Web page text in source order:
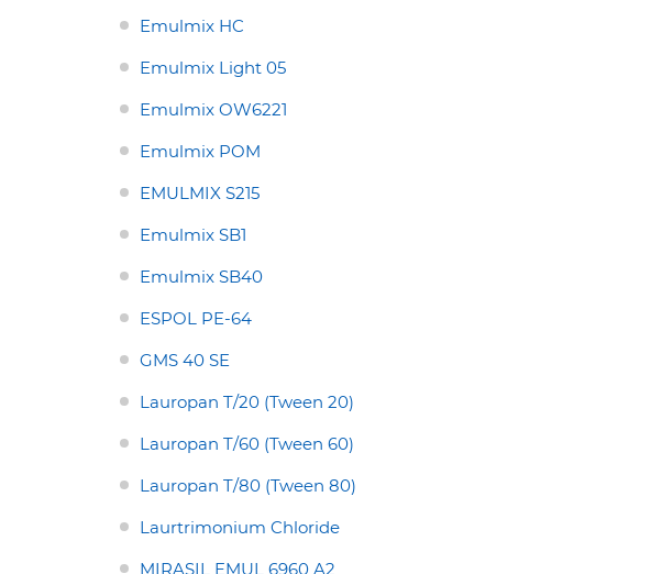
Emulmix HC
Emulmix Light 05
Emulmix OW6221
Emulmix POM
EMULMIX S215
Emulmix SB1
Emulmix SB40
ESPOL PE-64
GMS 40 SE
Lauropan T/20 (Tween 20)
Lauropan T/60 (Tween 60)
Lauropan T/80 (Tween 80)
Laurtrimonium Chloride
MIRASIL EMUL 6960 A2